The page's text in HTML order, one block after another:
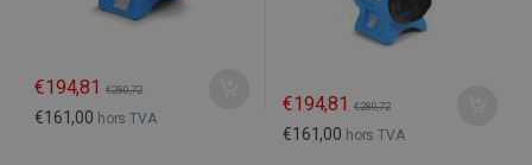
€194,81 €280,72
€161,00 hors TVA
€194,81 €280,72
€161,00 hors TVA